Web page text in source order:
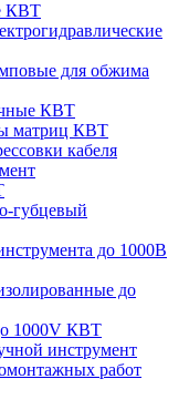
КВТ
для обжима
КВТ
матриц КВТ
кабеля
губцевый
до 1000В
до
1000V КВТ
инструмент
работ